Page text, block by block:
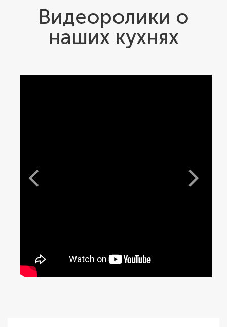
универсальной.
Видеоролики о
наших кухнях